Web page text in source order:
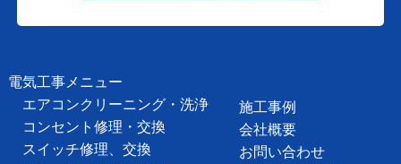
電気工事メニュー
エアコンクリーニング・洗浄
コンセント修理・交換
スイッチ修理、交換
施工事例
会社概要
お問い合わせ